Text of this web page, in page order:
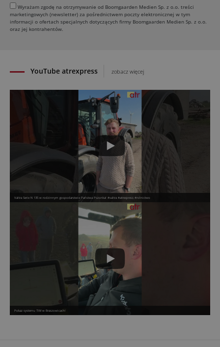
31.07.2026
Kukurydza w Polsce: aktualny stan plantacji
30.07.2026
YouTube atrexpress zobacz więcej
Valtra Serie N 135 w rodzinnym gospodarstwie Państwa Pszonka! #valtra #atrexpress #rolnictwo
Pokaz systemu TIM w Braszowicach!
Wyrażam zgodę na otrzymywanie od Boomgaarden Medien Sp. z o.o. treści
marketingowych (newsletter) za pośrednictwem poczty elektronicznej w tym
informacji o ofertach specjalnych dotyczących firmy Boomgaarden Medien Sp. z o.o.
oraz jej kontrahentów.